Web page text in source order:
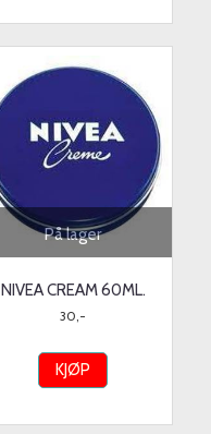
På lager
NIVEA CREAM 60ML.
30,-
KJØP